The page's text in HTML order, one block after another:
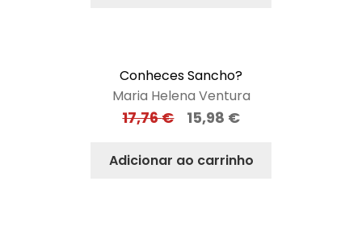
Conheces Sancho?
Maria Helena Ventura
17,76€ 15,98 €
Adicionar ao carrinho